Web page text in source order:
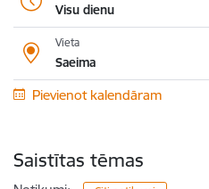
Visu dienu
Vieta
Saeima
Pievienot kalendāram
Saistītas tēmas